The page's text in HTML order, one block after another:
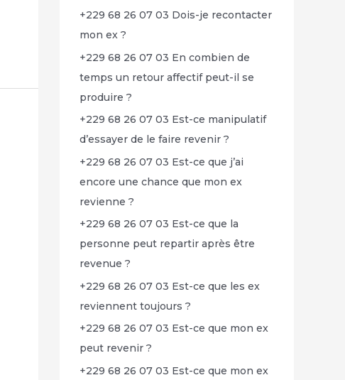
+229 68 26 07 03 Dois-je recontacter
mon ex ?
+229 68 26 07 03 En combien de
temps un retour affectif peut-il se
produire ?
+229 68 26 07 03 Est-ce manipulatif
d’essayer de le faire revenir ?
+229 68 26 07 03 Est-ce que j’ai
encore une chance que mon ex
revienne ?
+229 68 26 07 03 Est-ce que la
personne peut repartir après être
revenue ?
+229 68 26 07 03 Est-ce que les ex
reviennent toujours ?
+229 68 26 07 03 Est-ce que mon ex
peut revenir ?
+229 68 26 07 03 Est-ce que mon ex